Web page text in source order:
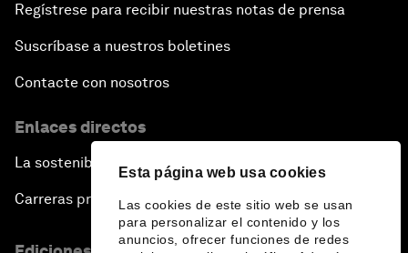
Esta página web usa cookies
Las cookies de este sitio web se usan
para personalizar el contenido y los
anuncios, ofrecer funciones de redes
Regístrese para recibir nuestras notas de prensa
Suscríbase a nuestros boletines
Contacte con nosotros
Enlaces directos
La sostenibilidad en el Foro
Carreras profesionales